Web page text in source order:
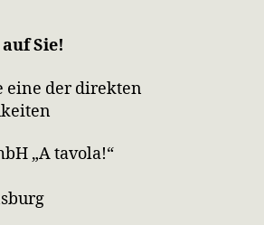
Sie!
eine der direkten
„A tavola!“